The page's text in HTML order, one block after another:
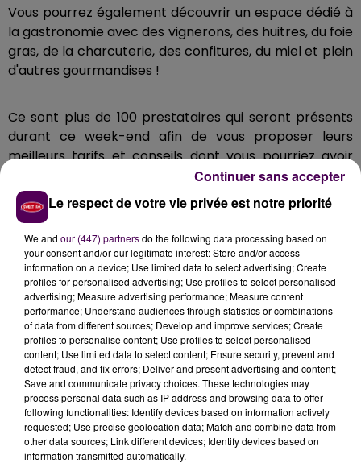
Vous pourrez également découvrir un espace dédié à
la gastronomie avec des vignerons, des huitres, du foie
gras, de la charcuterie, des confitures, du miel et plein
d'autres gourmandises !
Ce sont plus de 100 prestataires qui seront présents
durant ce week-end afin de vous proposer leurs
meilleurs tarifs et conseils dont vous pourriez avoir
besoin afin d'organiser vos séjours en 2019, qu'ils soient
courts ou longs ! Venez nombreux passer un bon
moment de convivialité avec de nombreuses
animations et surprises !
Le Forum Vacances du Comité d'Établissement
Renault Le Mans est ouvert à tous ! Rendez-vous au
20, rue du Spoutnik au Mans ! Entrée gratuite !
Le respect de votre vie privée est notre priorité
We and our (447) partnersdo the following data processing based on
your consent and/or our legitimate interest: Store and/or access
information on a device; Use limited data to select advertising; Create
profiles for personalised advertising; Use profiles to select personalised
advertising; Measure advertising performance; Measure content
performance; Understand audiences through statistics or combinations
of data from different sources; Develop and improve services; Create
profiles to personalise content; Use profiles to select personalised
content; Use limited data to select content; Ensure security, prevent and
detect fraud, and fix errors; Deliver and present advertising and content;
Save and communicate privacy choices. These technologies may
process personal data such as IP address and browsing data to offer
following functionalities: Identify devices based on information actively
requested; Use precise geolocation data; Match and combine data from
other data sources; Link different devices; Identify devices based on
information transmitted automatically.
Continuer sans accepter